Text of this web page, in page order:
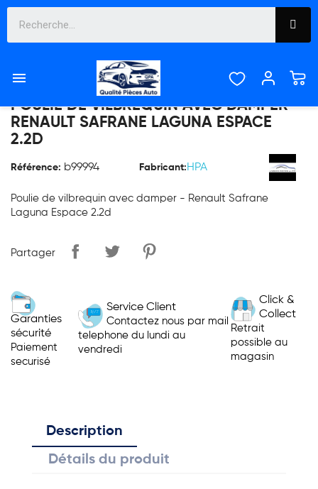

POULIE DE VILBREQUIN AVEC DAMPER -
RENAULT SAFRANE LAGUNA ESPACE
2.2D
Référence: b99994 Fabricant: HPA
Poulie de vilbrequin avec damper - Renault Safrane
Laguna Espace 2.2d
Partager
Garanties
sécurité
Paiement
securisé
Service Client
Contactez nous par mail
telephone du lundi au
vendredi
Click &
Collect
Retrait
possible au
magasin
Description
Détails du produit